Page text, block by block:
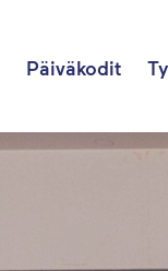
Päiväkodit